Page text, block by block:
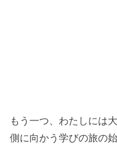
もう一つ、わたしには
側に向かう学びの旅の